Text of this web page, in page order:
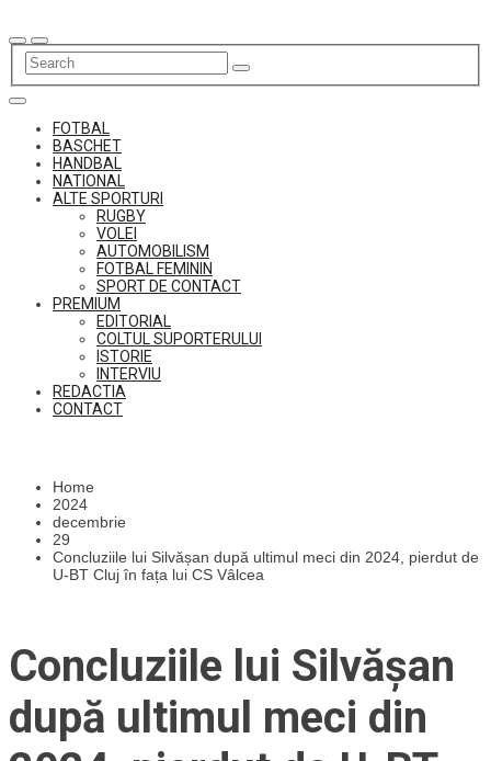
to
content
FOTBAL
BASCHET
HANDBAL
NATIONAL
ALTE SPORTURI
RUGBY
VOLEI
AUTOMOBILISM
FOTBAL FEMININ
SPORT DE CONTACT
PREMIUM
EDITORIAL
COLTUL SUPORTERULUI
ISTORIE
INTERVIU
REDACTIA
CONTACT
Home
2024
decembrie
29
Concluziile lui Silvășan după ultimul meci din 2024, pierdut de
U-BT Cluj în fața lui CS Vâlcea
Concluziile lui Silvășan
după ultimul meci din